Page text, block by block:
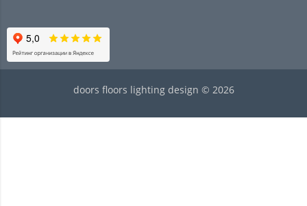
doors floors lighting design © 2026